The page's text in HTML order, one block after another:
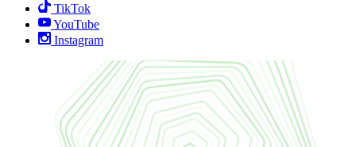
TikTok
YouTube
Instagram